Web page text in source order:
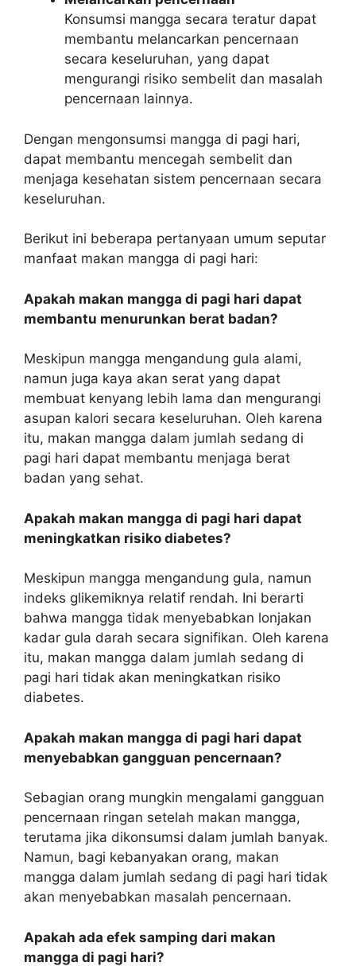
Konsumsi mangga secara teratur dapat
membantu melancarkan pencernaan
secara keseluruhan, yang dapat
mengurangi risiko sembelit dan masalah
pencernaan lainnya.
Dengan mengonsumsi mangga di pagi hari,
dapat membantu mencegah sembelit dan
menjaga kesehatan sistem pencernaan secara
keseluruhan.
Berikut ini beberapa pertanyaan umum seputar
manfaat makan mangga di pagi hari:
Apakah makan mangga di pagi hari dapat
membantu menurunkan berat badan?
Meskipun mangga mengandung gula alami,
namun juga kaya akan serat yang dapat
membuat kenyang lebih lama dan mengurangi
asupan kalori secara keseluruhan. Oleh karena
itu, makan mangga dalam jumlah sedang di
pagi hari dapat membantu menjaga berat
badan yang sehat.
Apakah makan mangga di pagi hari dapat
meningkatkan risiko diabetes?
Meskipun mangga mengandung gula, namun
indeks glikemiknya relatif rendah. Ini berarti
bahwa mangga tidak menyebabkan lonjakan
kadar gula darah secara signifikan. Oleh karena
itu, makan mangga dalam jumlah sedang di
pagi hari tidak akan meningkatkan risiko
diabetes.
Apakah makan mangga di pagi hari dapat
menyebabkan gangguan pencernaan?
Sebagian orang mungkin mengalami gangguan
pencernaan ringan setelah makan mangga,
terutama jika dikonsumsi dalam jumlah banyak.
Namun, bagi kebanyakan orang, makan
mangga dalam jumlah sedang di pagi hari tidak
akan menyebabkan masalah pencernaan.
Apakah ada efek samping dari makan
mangga di pagi hari?